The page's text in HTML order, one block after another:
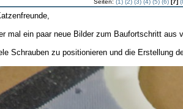
Seiten: (1) (2) (3) (4) (5) (6) [7]
mal ein paar neue Bilder zum Baufortschritt aus
Schrauben zu positionieren und die Erstellung